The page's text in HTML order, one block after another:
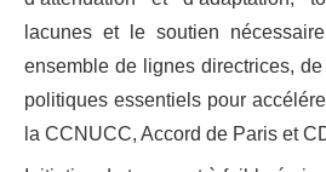
lacunes et le soutien
ensemble de lignes directrices,
politiques essentiels pour
la CCNUCC, Accord de Paris et